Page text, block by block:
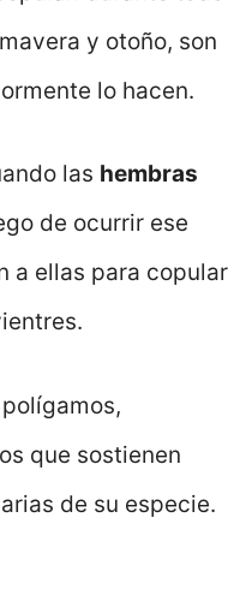
y otoño, son
lo hacen.
las hembras
de ocurrir ese
a ellas para copular
que sostienen
de su especie.